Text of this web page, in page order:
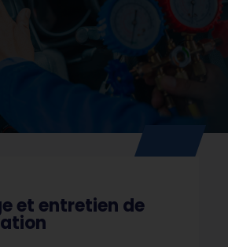
et entretien de